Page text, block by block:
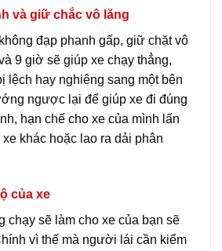
và giữ chắc vô lăng
đạp phanh gấp, giữ chặt vô
9 giờ sẽ giúp xe chạy thẳng,
lệch hay nghiêng sang một bên
ngược lại để giúp xe đi đúng
hạn chế cho xe của mình lấn
khác hoặc lao ra dải phân
của xe
chạy sẽ làm cho xe của bạn sẽ
vì thế mà người lái cần kiểm